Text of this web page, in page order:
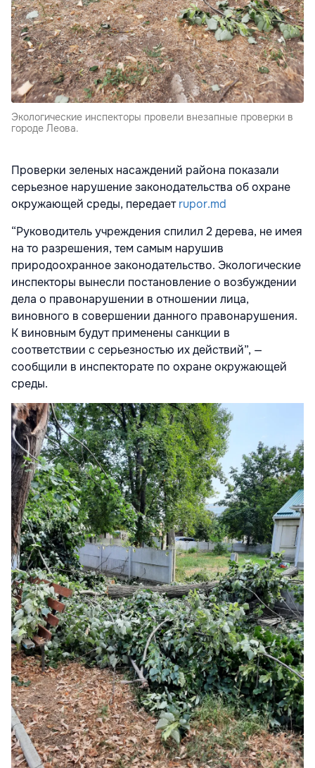
Экологические инспекторы провели внезапные проверки в
городе Леова.
Проверки зеленых насаждений района показали
серьезное нарушение законодательства об охране
окружающей среды, передаетrupor.md
“Руководитель учреждения спилил 2 дерева, не имея
на то разрешения, тем самым нарушив
природоохранное законодательство. Экологические
инспекторы вынесли постановление о возбуждении
дела о правонарушении в отношении лица,
виновного в совершении данного правонарушения.
К виновным будут применены санкции в
соответствии с серьезностью их действий”, —
сообщили в инспекторате по охране окружающей
среды.